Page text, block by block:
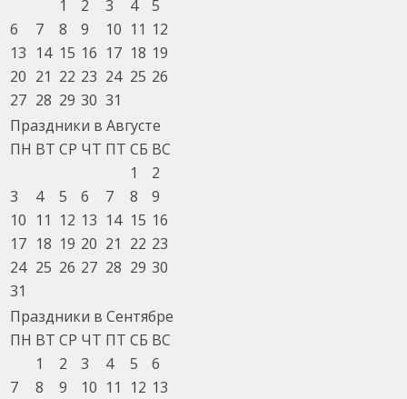
1 2 3 4
5
6
7 8 9 10 11 12
13 14 15 16 17 18 19
20 21 22 23 24 25 26
27 28 29 30 31
Праздники в Августе
ПН ВТ СР ЧТ ПТ СБ ВС
1
2
3
4 5 6 7 8
9
10 11 12 13 14 15 16
17 18 19 20 21 22 23
24 25 26 27 28 29 30
31
Праздники в Сентябре
ПН ВТ СР ЧТ ПТ СБ ВС
1
2 3 4 5
6
7
8 9 10 11 12 13